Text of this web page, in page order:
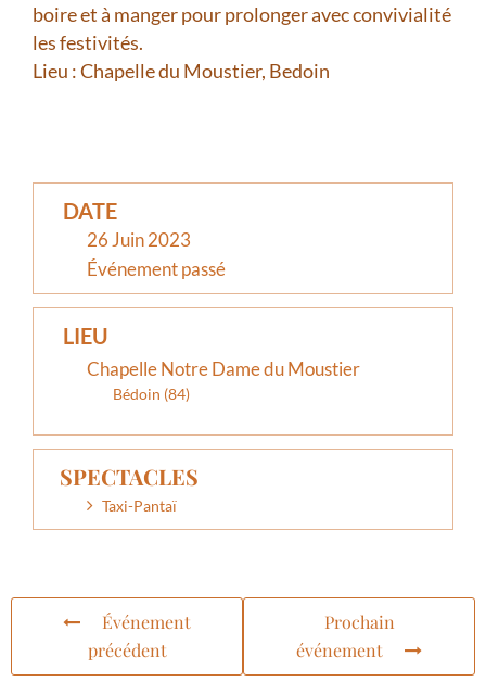
boire et à manger pour prolonger avec convivialité
les festivités.
Lieu : Chapelle du Moustier, Bedoin
DATE
26 Juin 2023
Événement passé
LIEU
Chapelle Notre Dame du Moustier
Bédoin (84)
SPECTACLES
Taxi-Pantaï
Événement
précédent
Prochain
événement